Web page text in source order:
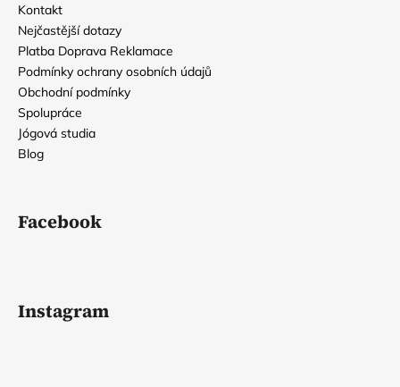
u
Kontakt
Nejčastější dotazy
Platba Doprava Reklamace
Podmínky ochrany osobních údajů
Obchodní podmínky
Spolupráce
Jógová studia
Blog
Facebook
Instagram